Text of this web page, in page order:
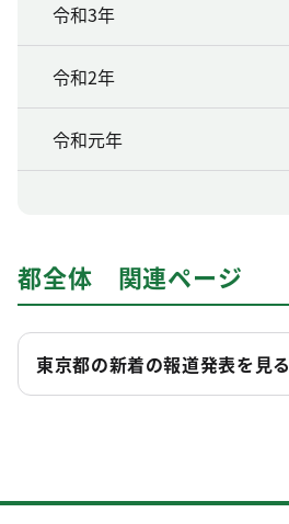
令和3年
令和2年
令和元年
都全体 関連ページ
東京都の新着の報道発表を見る